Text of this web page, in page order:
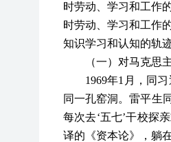
时劳动、学习和工作
时劳动、学习和工作
知识学习和认知的轨迹
（一）对马克思
1969年1月，同
同一孔窑洞。雷平生
每次去‘五七’干校探
译的《资本论》，躺